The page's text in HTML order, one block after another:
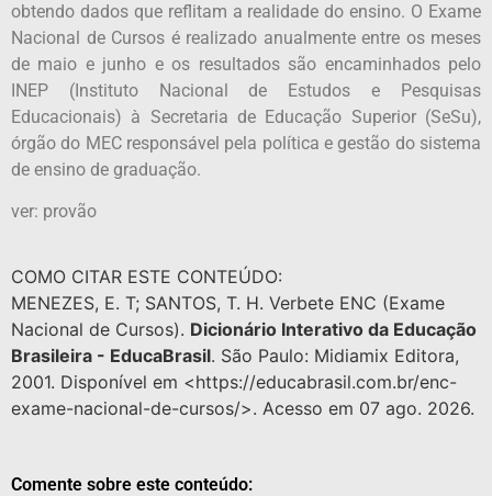
obtendo dados que reflitam a realidade do ensino. O Exame
Nacional de Cursos é realizado anualmente entre os meses
de maio e junho e os resultados são encaminhados pelo
INEP (Instituto Nacional de Estudos e Pesquisas
Educacionais) à Secretaria de Educação Superior (SeSu),
órgão do MEC responsável pela política e gestão do sistema
de ensino de graduação.
ver: provão
COMO CITAR ESTE CONTEÚDO:
MENEZES, E. T; SANTOS, T. H. Verbete ENC (Exame
Nacional de Cursos). Dicionário Interativo da Educação
Brasileira - EducaBrasil. São Paulo: Midiamix Editora,
2001. Disponível em <https://educabrasil.com.br/enc-
exame-nacional-de-cursos/>. Acesso em 07 ago. 2026.
Comente sobre este conteúdo: